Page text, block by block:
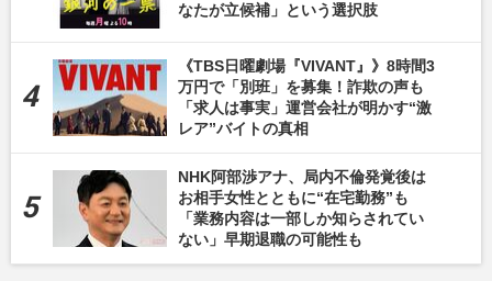
なたが立候補」という選択肢
《TBS日曜劇場『VIVANT』》8時間3
万円で「別班」を募集！詐欺の声も
「求人は事実」運営会社が明かす“激
レア”バイトの真相
NHK阿部渉アナ、局内不倫発覚後は
お相手女性とともに“在宅勤務”も
「業務内容は一部しか知らされてい
ない」早期退職の可能性も